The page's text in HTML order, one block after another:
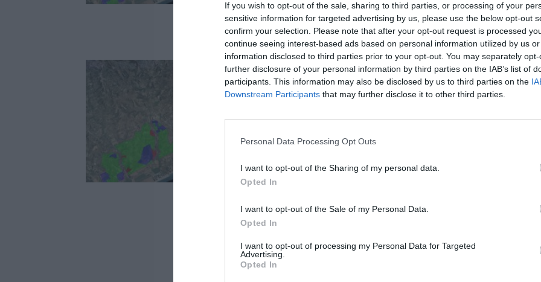
If you wish to opt-out of the sale, sharing to third parties, or processing of your
sensitive information for targeted advertising by us, please use the below opt-out
confirm your selection. Please note that after your opt-out request is processed
continue seeing interest-based ads based on personal information utilized by us
information disclosed to third parties prior to your opt-out. You may separately
further disclosure of your personal information by third parties on the IAB’s list of
participants. This information may also be disclosed by us to third parties on the
Downstream Participants that may further disclose it to other third parties.
Personal Data Processing Opt Outs
I want to opt-out of the Sharing of my personal data.
Opted In
I want to opt-out of the Sale of my Personal Data.
Opted In
I want to opt-out of processing my Personal Data for Targeted
Advertising.
Opted In
μεσημέρι, με τους απόντες συμβούλους να
είναι αρκετοί, ωστόσο υπήρχε...
Δήμος Μεσσήνης: Εγκρίθηκε ο
επανακαθορισμός χρήσεων γης
στην περιοχή ΛΠ3
20/08/2021 08:41
Στο τελευταίο Δημοτικό Συμβούλιο
περιοχής ΛΠ3 του ΓΠΣ Μεσσήνης, θέμα που